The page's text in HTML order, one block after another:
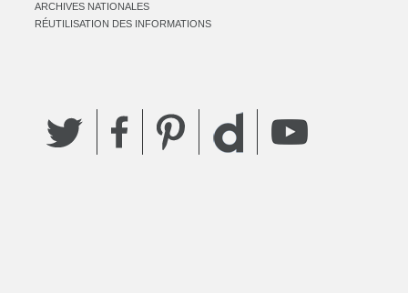
ARCHIVES NATIONALES
RÉUTILISATION DES INFORMATIONS